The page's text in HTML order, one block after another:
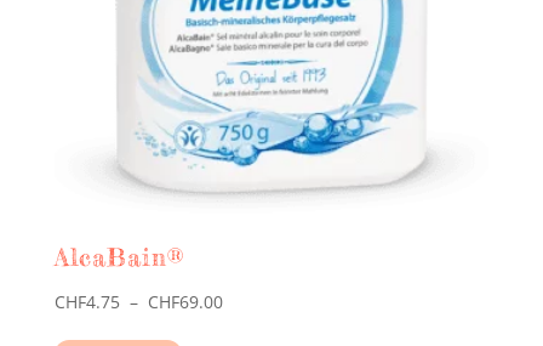
AlcaBain®
CHF4.75 – CHF69.00Plage